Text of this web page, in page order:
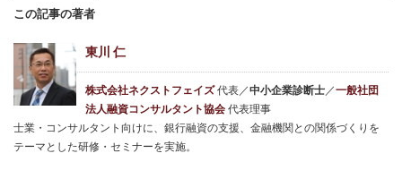
この記事の著者
東川 仁
株式会社ネクストフェイズ代表／中小企業診断士 ／一般社団
法人融資コンサルタント協会 代表理事
士業・コンサルタント向けに、銀行融資の支援、金融機関との関係づくりを
テーマとした研修・セミナーを実施。